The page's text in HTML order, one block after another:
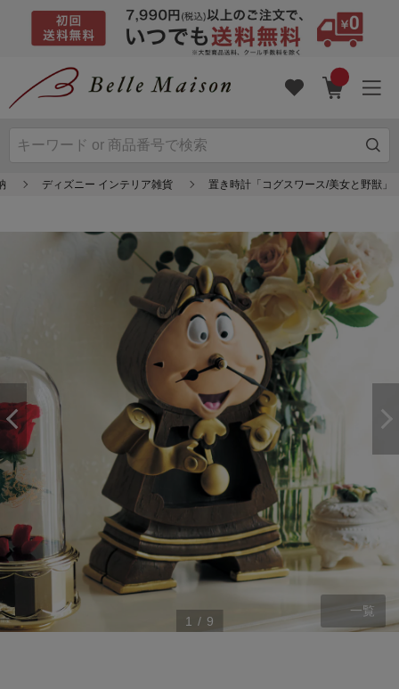
ディズニー インテリア雑貨 置き時計「コグスワース/美女と野獣」
1 / 9
一覧